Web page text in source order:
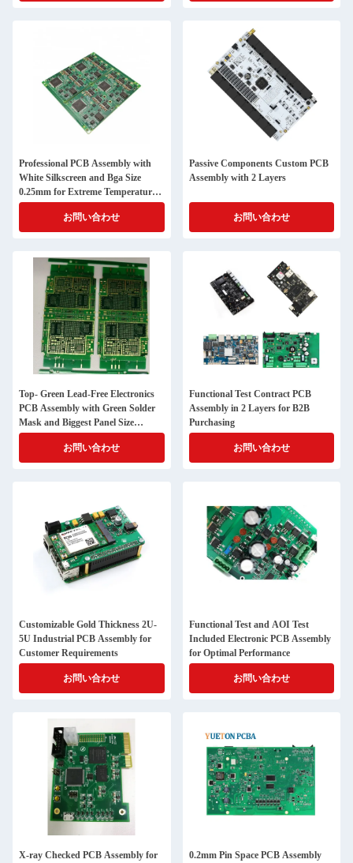
Professional PCB Assembly with
White Silkscreen and Bga Size
0.25mm for Extreme Temperature
Range -40 C -85 C
お問い合わせ
Passive Components Custom PCB
Assembly with 2 Layers
お問い合わせ
Top- Green Lead-Free Electronics
PCB Assembly with Green Solder
Mask and Biggest Panel Size
610mm*508mm
お問い合わせ
Functional Test Contract PCB
Assembly in 2 Layers for B2B
Purchasing
お問い合わせ
Customizable Gold Thickness 2U-
5U Industrial PCB Assembly for
Customer Requirements
お問い合わせ
Functional Test and AOI Test
Included Electronic PCB Assembly
for Optimal Performance
お問い合わせ
X-ray Checked PCB Assembly for
0.2mm Pin Space PCB Assembly